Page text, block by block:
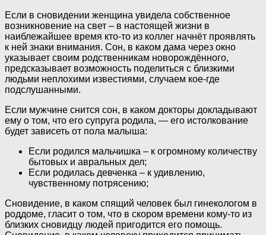
Если в сновидении женщина увидела собственное
возникновение на свет – в настоящей жизни в
наиблежайшее время кто-то из коллег начнёт проявлять
к ней знаки внимания. Сон, в каком дама через окно
указывает своим родственникам новорождённого,
предсказывает возможность поделиться с близкими
людьми неплохими известиями, случаем кое-где
подслушанными.
Если мужчине снится сон, в каком докторы докладывают
ему о том, что его супруга родила, — его истолкование
будет зависеть от пола малыша:
Если родился мальчишка – к огромному количеству
бытовых и авральных дел;
Если родилась девченка – к удивлению,
чувственному потрясению;
Сновидение, в каком спящий человек был гинекологом в
роддоме, гласит о том, что в скором времени кому-то из
близких сновидцу людей пригодится его помощь.